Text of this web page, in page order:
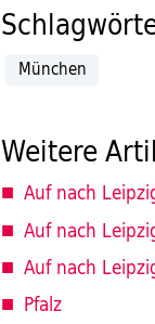
München
Weitere
Auf nach
Auf nach
Auf nach
Pfalz